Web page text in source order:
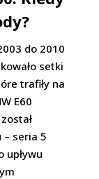
do 2010
setki
trafiły na
E60
seria 5
upływu